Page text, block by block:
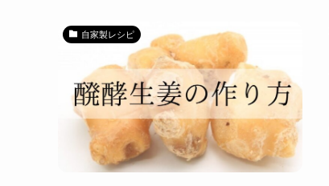
自家製レシピ